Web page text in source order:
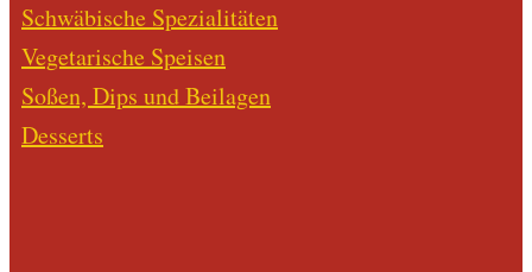
Schwäbische Spezialitäten
Vegetarische Speisen
Soßen, Dips und Beilagen
Desserts